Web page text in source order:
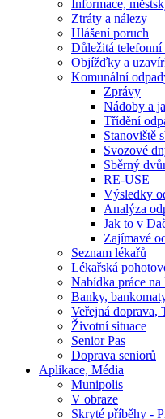
Informace,
Ztráty a nálezy
Hlášení poruch
Důležitá telefonní
Objížďky a
Komunální
Zprávy
Nádoby a
Třídění
Stanoviště
Svozové
Sběrný
RE-USE
Výsledky
Analýza
Jak to v
Zajímavé
Seznam lékařů
Lékařská
Nabídka práce na
Banky,
Veřejná doprava,
Životní situace
Senior Pas
Doprava seniorů
Aplikace, Média
Munipolis
V obraze
Skryté příběhy -